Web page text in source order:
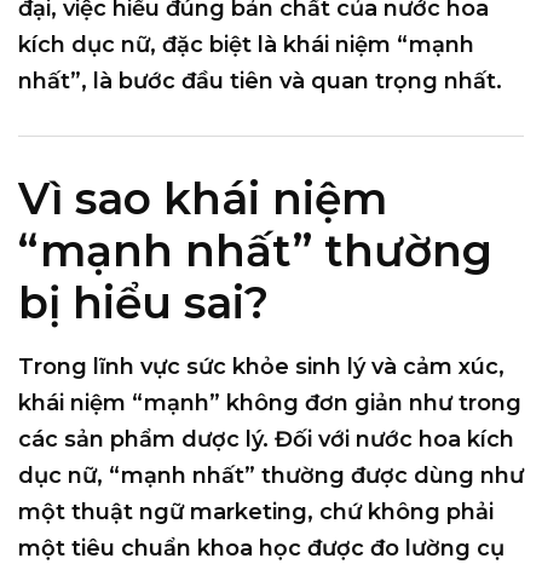
đại, việc hiểu đúng bản chất của nước hoa
kích dục nữ, đặc biệt là khái niệm “mạnh
nhất”, là bước đầu tiên và quan trọng nhất.
Vì sao khái niệm
“mạnh nhất” thường
bị hiểu sai?
Trong lĩnh vực sức khỏe sinh lý và cảm xúc,
khái niệm “mạnh” không đơn giản như trong
các sản phẩm dược lý. Đối với nước hoa kích
dục nữ, “mạnh nhất” thường được dùng như
một thuật ngữ marketing, chứ không phải
một tiêu chuẩn khoa học được đo lường cụ